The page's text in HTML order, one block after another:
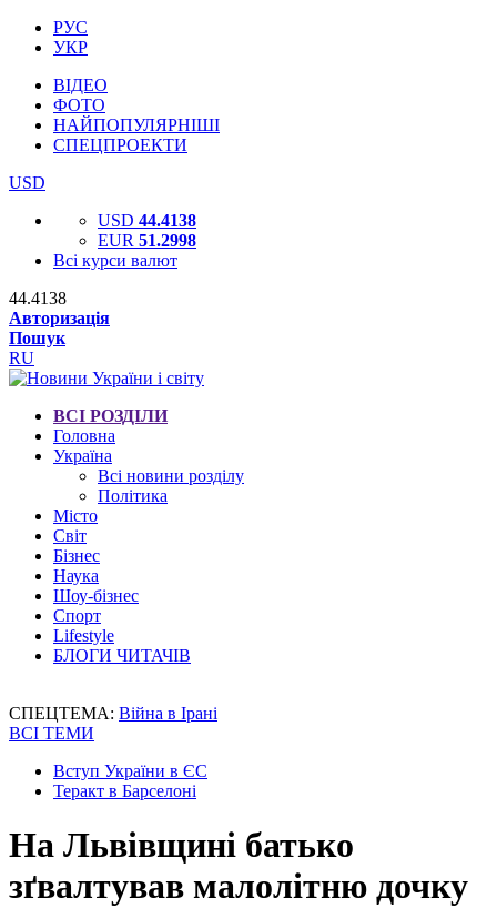
РУС
УКР
ВІДЕО
ФОТО
НАЙПОПУЛЯРНІШІ
СПЕЦПРОЕКТИ
USD
USD 44.4138
EUR 51.2998
Всі курси валют
44.4138
Авторизація
Пошук
RU
ВСІ РОЗДІЛИ
Головна
Україна
Всі новини розділу
Політика
Місто
Світ
Бізнес
Наука
Шоу-бізнес
Спорт
Lifestyle
БЛОГИ ЧИТАЧІВ
СПЕЦТЕМА: Війна в Ірані
ВСІ ТЕМИ
Вступ України в ЄС
Теракт в Барселоні
На Львівщині батько
зґвалтував малолітню дочку